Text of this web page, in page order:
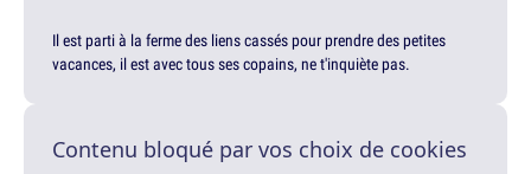
Il est parti à la ferme des liens cassés pour prendre des petites
vacances, il est avec tous ses copains, ne t'inquiète pas.
Contenu bloqué par vos choix de cookies